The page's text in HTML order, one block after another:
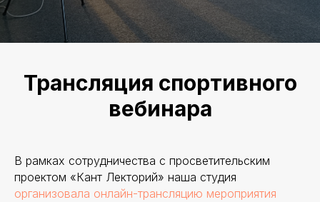
Трансляция спортивного
вебинара
В рамках сотрудничества с просветительским
проектом «Кант Лекторий» наша студия
организовала онлайн-трансляцию мероприятия